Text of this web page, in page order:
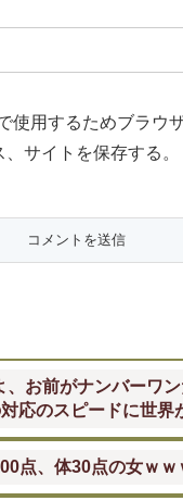
使用するためブラウ
サイトを保存する。
、お前がナンバーワ
応のスピードに世界
点、体30点の女ｗｗ